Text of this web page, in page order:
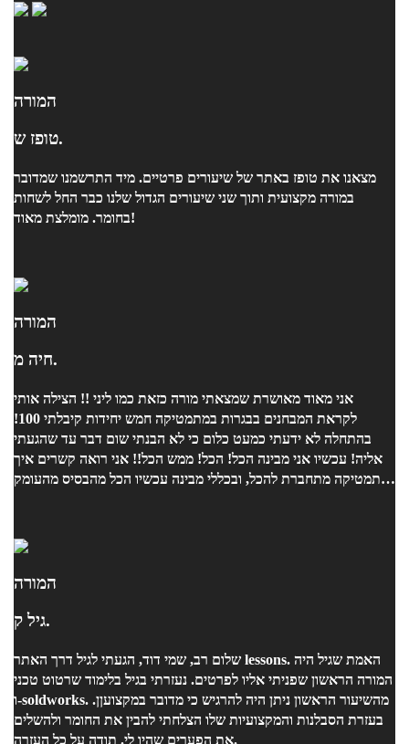
המורה
טופז ש.
מצאנו את טופז באתר של שיעורים פרטיים. מיד התרשמנו שמדובר
במורה מקצועית ותוך שני שיעורים הגדול שלנו כבר החל לשחות
בחומר. מומלצת מאוד!
המורה
חיה מ.
אני מאוד מאושרת שמצאתי מורה כזאת כמו ליני !! הצילה אותי
לקראת המבחנים בבגרות במתמטיקה חמש יחידות קיבלתי 100!
בהתחלה לא ידעתי כמעט כלום כי לא הבנתי שום דבר עד שהגעתי
אליה! עכשיו אני מבינה הכל! הכל! ממש הכל!! אני רואה קשרים איך
מתמטיקה מתחברת להכל, ובכללי מבינה עכשיו הכל מהבסיס מהעומק
המורה
גיל ק.
שלום רב, שמי דוד, הגעתי לגיל דרך האתר lessons. האמת שגיל היה
המורה הראשון שפניתי אליו לפרטים. נעזרתי בגיל בלימוד שרטוט טכני
ו-soldworks. מהשיעור הראשון ניתן היה להרגיש כי מדובר במקצועןן.
בעזרת הסבלנות והמקצועיות שלו הצלחתי להבין את החומר ולהשלים
את הפערים שהיו לי. תודה על כל העזרה.